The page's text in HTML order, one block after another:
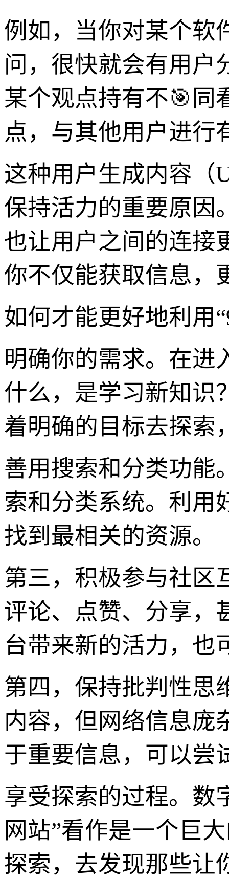
例如，当你对某个软
问，很快就会有用户
某个观点持有不🎯同
点，与其他用户进行
这种用户生成内容（
保持活力的重要原因
也让用户之间的连接
你不仅能获取信息，
如何才能更好地利用
明确你的需求。在进
什么，是学习新知识
着明确的目标去探索
善用搜索和分类功能
索和分类系统。利用
找到最相关的资源。
第三，积极参与社区
评论、点赞、分享，
台带来新的活力，也
第四，保持批判性思
内容，但网络信息庞
于重要信息，可以尝
享受探索的过程。数
网站”看作是一个巨
探索，去发现那些让